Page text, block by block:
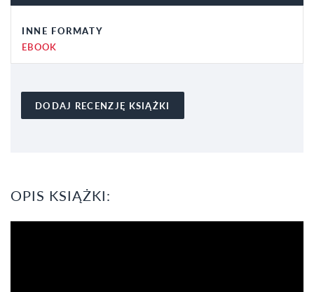
INNE FORMATY
EBOOK
DODAJ RECENZJĘ KSIĄŻKI
OPIS KSIĄŻKI: